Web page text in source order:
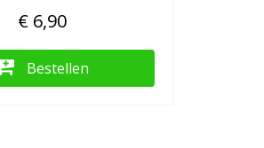
€ 6,90
Bestellen